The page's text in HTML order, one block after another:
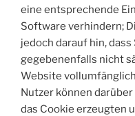
eine entsprechende
Software verhindern;
jedoch darauf hin, dass
gegebenenfalls nicht
Website
Nutzer können
das Cookie erzeugten